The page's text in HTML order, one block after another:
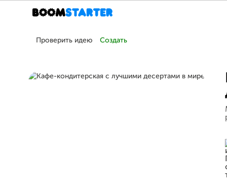
Проверить идею Создать